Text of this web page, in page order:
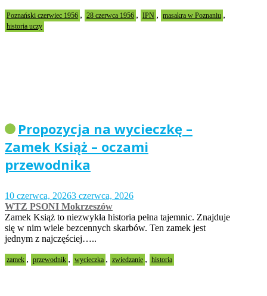
Poznański czerwiec 1956 , 28 czerwca 1956 , IPN , masakra w Poznaniu ,
historia uczy
Propozycja na wycieczkę –
Zamek Książ – oczami
przewodnika
10 czerwca, 20263 czerwca, 2026
WTZ PSONI Mokrzeszów
Zamek Książ to niezwykła historia pełna tajemnic. Znajduje
się w nim wiele bezcennych skarbów. Ten zamek jest
jednym z najczęściej…..
zamek , przewodnik , wycieczka , zwiedzanie , historia